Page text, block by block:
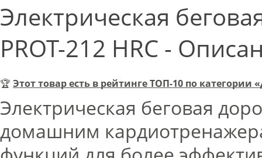
Электрическая
PROT-212 HRC -
🏆 Этот товар есть в рейтинге ТОП-10 по
Электрическая беговая
домашним